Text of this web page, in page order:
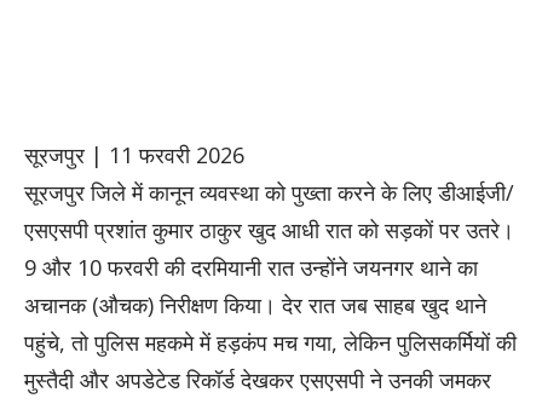
सूरजपुर | 11 फरवरी 2026
सूरजपुर जिले में कानून व्यवस्था को पुख्ता करने के लिए डीआईजी/
एसएसपी प्रशांत कुमार ठाकुर खुद आधी रात को सड़कों पर उतरे।
9 और 10 फरवरी की दरमियानी रात उन्होंने जयनगर थाने का
अचानक (औचक) निरीक्षण किया। देर रात जब साहब खुद थाने
पहुंचे, तो पुलिस महकमे में हड़कंप मच गया, लेकिन पुलिसकर्मियों की
मुस्तैदी और अपडेटेड रिकॉर्ड देखकर एसएसपी ने उनकी जमकर